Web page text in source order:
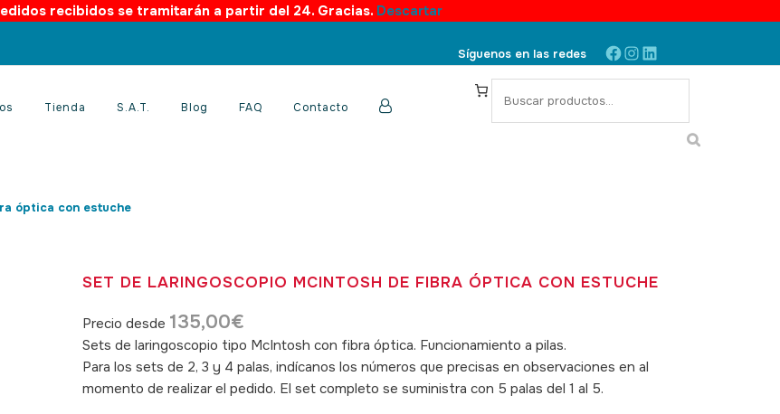
recibidos se tramitarán a partir del 24. Gracias. Descartar
Síguenos en las redes Facebook
Instagram
LinkedIn
S
Tienda S.A.T. Blog FAQ Contacto
óptica con estuche
SET DE LARINGOSCOPIO MCINTOSH DE FIBRA ÓPTICA CON ESTUCHE
Precio desde 135,00€
Sets de laringoscopio tipo McIntosh con fibra óptica. Funcionamiento a pilas.
Para los sets de 2, 3 y 4 palas, indícanos los números que precisas en observaciones en al
momento de realizar el pedido. El set completo se suministra con 5 palas del 1 al 5.